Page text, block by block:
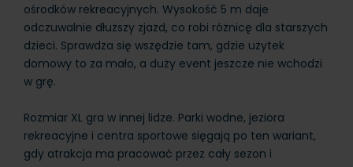
ośrodków rekreacyjnych. Wysokość 5 m daje
odczuwalnie dłuższy zjazd, co robi różnicę dla starszych
dzieci. Sprawdza się wszędzie tam, gdzie użytek
domowy to za mało, a duży event jeszcze nie wchodzi
w grę.
Rozmiar XL gra w innej lidze. Parki wodne, jeziora
rekreacyjne i centra sportowe sięgają po ten wariant,
gdy atrakcja ma pracować przez cały sezon i